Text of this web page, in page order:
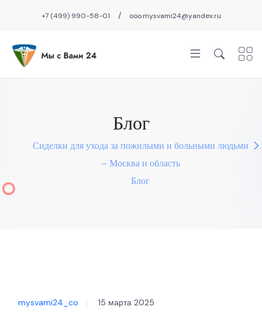
+7 (499) 990-58-01 / ooo.mysvami24@yandex.ru
Блог
Сиделки для ухода за пожилыми и больными людьми
– Москва и область
Блог
mysvami24_co 15 марта 2025